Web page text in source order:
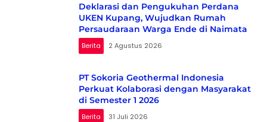
Deklarasi dan Pengukuhan Perdana
UKEN Kupang, Wujudkan Rumah
Persaudaraan Warga Ende di Naimata
Berita 2 Agustus 2026
PT Sokoria Geothermal Indonesia
Perkuat Kolaborasi dengan Masyarakat
di Semester 1 2026
Berita 31 Juli 2026